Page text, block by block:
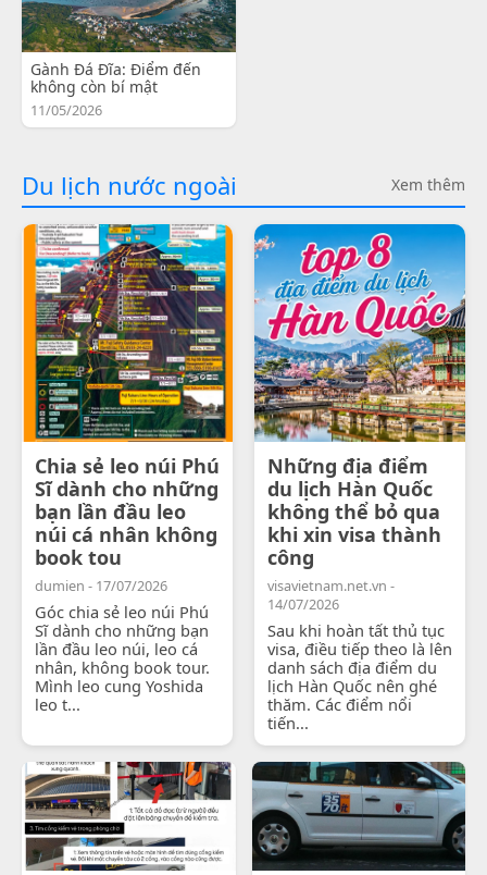
Gành Đá Đĩa: Điểm đến
không còn bí mật
11/05/2026
Du lịch nước ngoài Xem thêm
Chia sẻ leo núi Phú
Sĩ dành cho những
bạn lần đầu leo
núi cá nhân không
book tou
dumien - 17/07/2026
Góc chia sẻ leo núi Phú
Sĩ dành cho những bạn
lần đầu leo núi, leo cá
nhân, không book tour.
Mình leo cung Yoshida
leo t...
Những địa điểm
du lịch Hàn Quốc
không thể bỏ qua
khi xin visa thành
công
visavietnam.net.vn -
14/07/2026
Sau khi hoàn tất thủ tục
visa, điều tiếp theo là lên
danh sách địa điểm du
lịch Hàn Quốc nên ghé
thăm. Các điểm nổi
tiến...